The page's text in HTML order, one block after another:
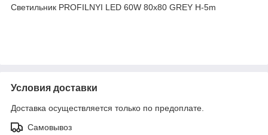
Светильник PROFILNYI LED 60W 80х80 GREY H-5m
Условия доставки
Доставка осуществляется только по предоплате.
Самовывоз